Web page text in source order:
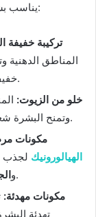
يناسب بشرتك. احرصي على ان تتوفر لديه الشروط الآتية:
تركيبة خفيفة
المناطق الدهنية
خفيف يمتص بسهولة دون أن يترك طبقة دهنية.
خلو من الزيوت:
لمعان منطقة الـT وتمنح البشرة شعورًا بالراحة طوال اليوم.
مكونات
الهيالورونيك لجذب
ولترطيب عميق دون الشعور بالثقل.
مكونات مهدئة:
تهدئة